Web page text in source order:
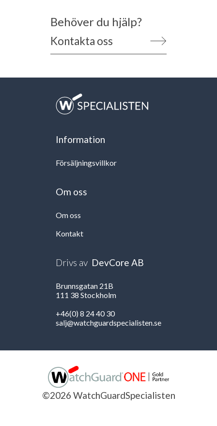
Behöver du hjälp?
Kontakta oss
Information
Försäljningsvillkor
Om oss
Om oss
Kontakt
Drivs av DevCore AB
Brunnsgatan 21B
111 38 Stockholm
+46(0) 8 24 40 30
salj@watchguardspecialisten.se
©2026 WatchGuardSpecialisten